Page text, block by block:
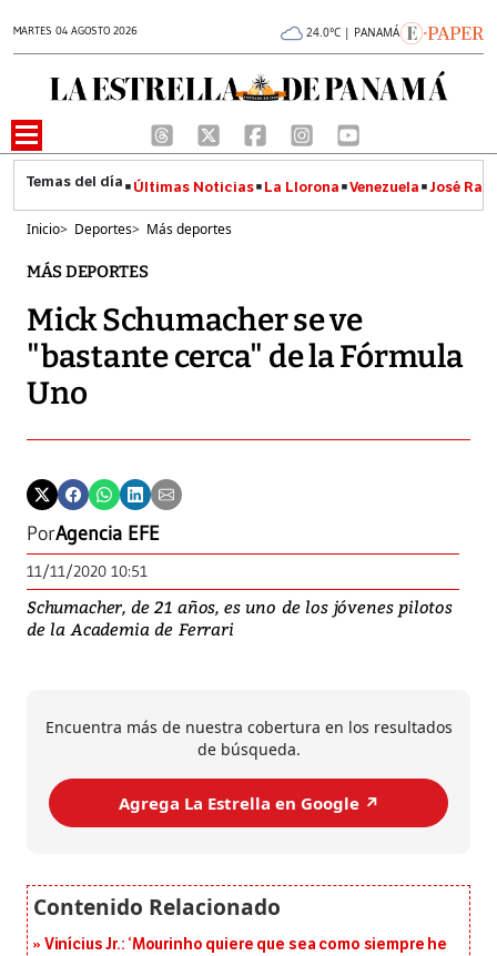
MARTES 04 AGOSTO 2026 24.0°C | PANAMÁ
Últimas Noticias La Llorona Venezuela José
Inicio> Deportes> Más deportes
MÁS DEPORTES
Mick Schumacher se ve
"bastante cerca" de la Fórmula
Uno
PorAgencia EFE
11/11/2020 10:51
Schumacher, de 21 años, es uno de los jóvenes pilotos
de la Academia de Ferrari
Encuentra más de nuestra cobertura en los resultados
de búsqueda.
Agrega La Estrella en Google ↗️
Vinícius Jr.: ‘Mourinho quiere que sea como siempre he